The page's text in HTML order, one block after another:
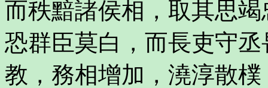
而秩黯諸侯相，取其思
恐群臣莫白，而長吏守
教，務相增加，澆淳散